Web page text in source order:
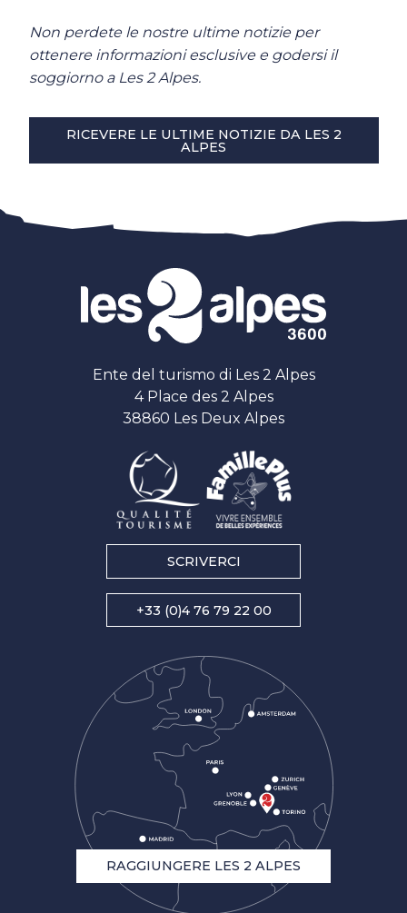
Non perdete le nostre ultime notizie per
ottenere informazioni esclusive e godersi il
soggiorno a Les 2 Alpes.
RICEVERE LE ULTIME NOTIZIE DA LES 2
ALPES
Ente del turismo di Les 2 Alpes
4 Place des 2 Alpes
38860 Les Deux Alpes
SCRIVERCI
+33 (0)4 76 79 22 00
RAGGIUNGERE LES 2 ALPES